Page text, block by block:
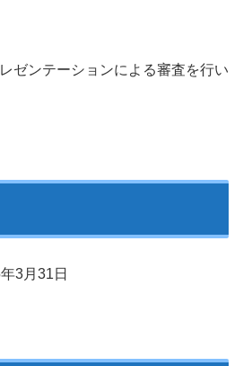
ゼンテーションによる審査を行い
3月31日